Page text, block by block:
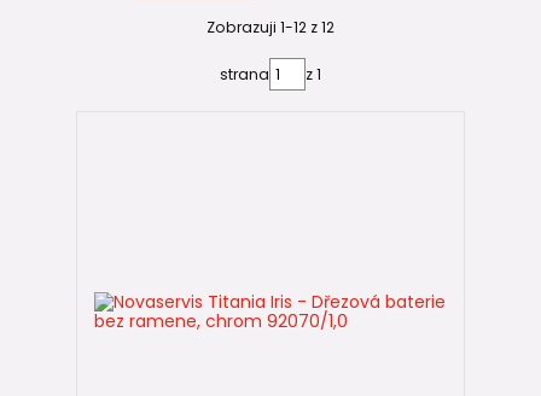
Zobrazuji 1-12 z 12
strana z 1